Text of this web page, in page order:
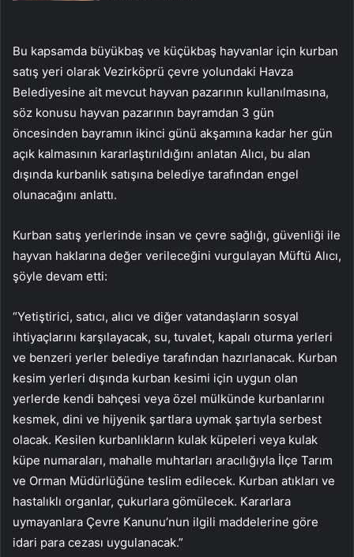
Bu kapsamda büyükbaş ve küçükbaş hayvanlar için kurban
satış yeri olarak Vezirköprü çevre yolundaki Havza
Belediyesine ait mevcut hayvan pazarının kullanılmasına,
söz konusu hayvan pazarının bayramdan 3 gün
öncesinden bayramın ikinci günü akşamına kadar her gün
açık kalmasının kararlaştırıldığını anlatan Alıcı, bu alan
dışında kurbanlık satışına belediye tarafından engel
olunacağını anlattı.
Kurban satış yerlerinde insan ve çevre sağlığı, güvenliği ile
hayvan haklarına değer verileceğini vurgulayan Müftü Alıcı,
şöyle devam etti:
“Yetiştirici, satıcı, alıcı ve diğer vatandaşların sosyal
ihtiyaçlarını karşılayacak, su, tuvalet, kapalı oturma yerleri
ve benzeri yerler belediye tarafından hazırlanacak. Kurban
kesim yerleri dışında kurban kesimi için uygun olan
yerlerde kendi bahçesi veya özel mülkünde kurbanlarını
kesmek, dini ve hijyenik şartlara uymak şartıyla serbest
olacak. Kesilen kurbanlıkların kulak küpeleri veya kulak
küpe numaraları, mahalle muhtarları aracılığıyla İlçe Tarım
ve Orman Müdürlüğüne teslim edilecek. Kurban atıkları ve
hastalıklı organlar, çukurlara gömülecek. Kararlara
uymayanlara Çevre Kanunu’nun ilgili maddelerine göre
idari para cezası uygulanacak.”